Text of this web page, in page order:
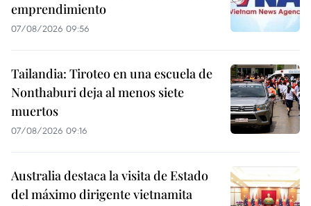
emprendimiento
07/08/2026 09:56
Tailandia: Tiroteo en una escuela de
Nonthaburi deja al menos siete
muertos
07/08/2026 09:16
Australia destaca la visita de Estado
del máximo dirigente vietnamita